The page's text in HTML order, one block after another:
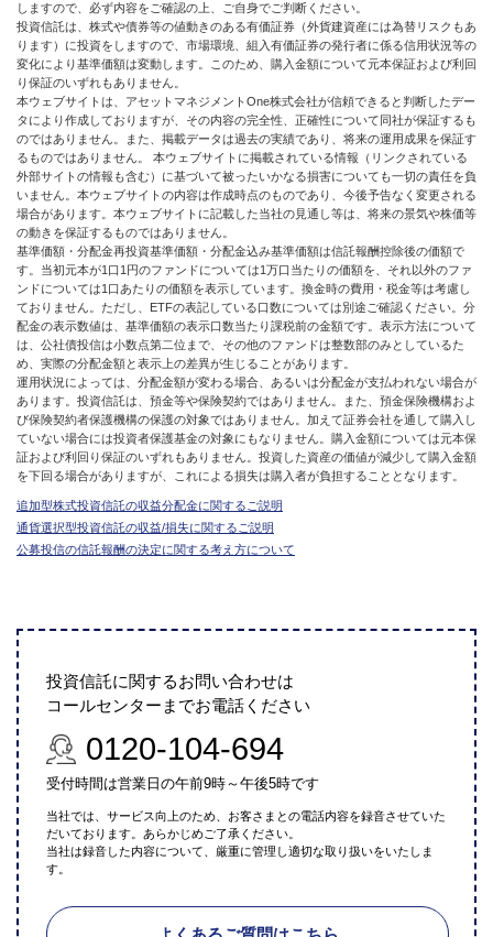
しますので、必ず内容をご確認の上、ご自身でご判断ください。
投資信託は、株式や債券等の値動きのある有価証券（外貨建資産には為替リスクもあ
ります）に投資をしますので、市場環境、組入有価証券の発行者に係る信用状況等の
変化により基準価額は変動します。このため、購入金額について元本保証および利回
り保証のいずれもありません。
本ウェブサイトは、アセットマネジメントOne株式会社が信頼できると判断したデー
タにより作成しておりますが、その内容の完全性、正確性について同社が保証するも
のではありません。また、掲載データは過去の実績であり、将来の運用成果を保証す
るものではありません。 本ウェブサイトに掲載されている情報（リンクされている
外部サイトの情報も含む）に基づいて被ったいかなる損害についても一切の責任を負
いません。本ウェブサイトの内容は作成時点のものであり、今後予告なく変更される
場合があります。本ウェブサイトに記載した当社の見通し等は、将来の景気や株価等
の動きを保証するものではありません。
基準価額・分配金再投資基準価額・分配金込み基準価額は信託報酬控除後の価額で
す。当初元本が1口1円のファンドについては1万口当たりの価額を、それ以外のファ
ンドについては1口あたりの価額を表示しています。換金時の費用・税金等は考慮し
ておりません。ただし、ETFの表記している口数については別途ご確認ください。分
配金の表示数値は、基準価額の表示口数当たり課税前の金額です。表示方法について
は、公社債投信は小数点第二位まで、その他のファンドは整数部のみとしているた
め、実際の分配金額と表示上の差異が生じることがあります。
運用状況によっては、分配金額が変わる場合、あるいは分配金が支払われない場合が
あります。投資信託は、預金等や保険契約ではありません。また、預金保険機構およ
び保険契約者保護機構の保護の対象ではありません。加えて証券会社を通して購入し
ていない場合には投資者保護基金の対象にもなりません。購入金額については元本保
証および利回り保証のいずれもありません。投資した資産の価値が減少して購入金額
を下回る場合がありますが、これによる損失は購入者が負担することとなります。
追加型株式投資信託の収益分配金に関するご説明
通貨選択型投資信託の収益/損失に関するご説明
公募投信の信託報酬の決定に関する考え方について
投資信託に関するお問い合わせは
コールセンターまでお電話ください
0120-104-694
受付時間は営業日の午前9時～午後5時です
当社では、サービス向上のため、お客さまとの電話内容を録音させていた
だいております。あらかじめご了承ください。
当社は録音した内容について、厳重に管理し適切な取り扱いをいたしま
す。